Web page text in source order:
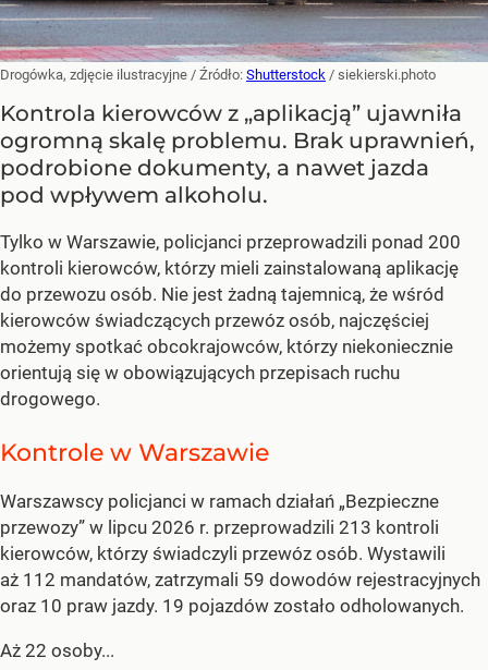
Drogówka, zdjęcie ilustracyjne / Źródło: Shutterstock / siekierski.photo
Kontrola kierowców z „aplikacją” ujawniła
ogromną skalę problemu. Brak uprawnień,
podrobione dokumenty, a nawet jazda
pod wpływem alkoholu.
Tylko w Warszawie, policjanci przeprowadzili ponad 200
kontroli kierowców, którzy mieli zainstalowaną aplikację
do przewozu osób. Nie jest żadną tajemnicą, że wśród
kierowców świadczących przewóz osób, najczęściej
możemy spotkać obcokrajowców, którzy niekoniecznie
orientują się w obowiązujących przepisach ruchu
drogowego.
Kontrole w Warszawie
Warszawscy policjanci w ramach działań „Bezpieczne
przewozy” w lipcu 2026 r. przeprowadzili 213 kontroli
kierowców, którzy świadczyli przewóz osób. Wystawili
aż 112 mandatów, zatrzymali 59 dowodów rejestracyjnych
oraz 10 praw jazdy. 19 pojazdów zostało odholowanych.
Aż 22 osoby...